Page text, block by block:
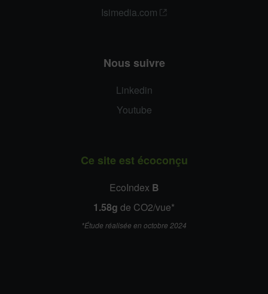
Isimedia.com
Nous suivre
Linkedin
Youtube
Ce site est écoconçu
EcoIndex B
1.58g de CO2/vue*
*Étude réalisée en octobre 2024